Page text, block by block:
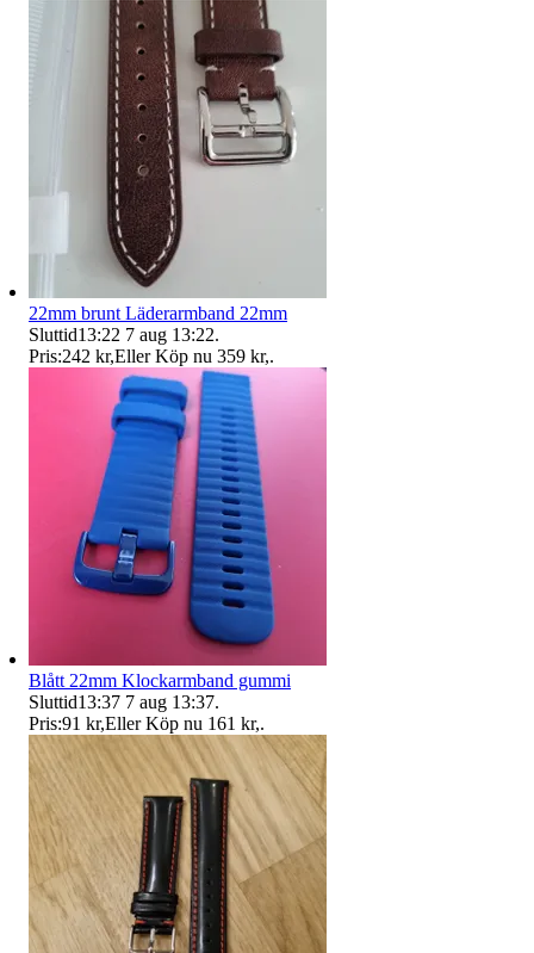
22mm brunt Läderarmband 22mm
Sluttid13:22 7 aug 13:22.
Pris:242 kr,Eller Köp nu 359 kr,.
Blått 22mm Klockarmband gummi
Sluttid13:37 7 aug 13:37.
Pris:91 kr,Eller Köp nu 161 kr,.